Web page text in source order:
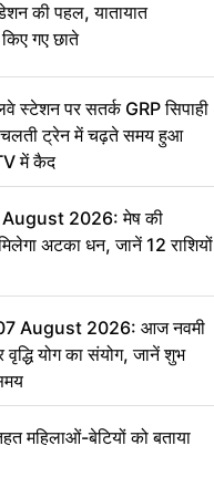
की पहल, यातायात
किए गए छाते
पर सतर्क GRP सिपाही
चलती ट्रेन में चढ़ते समय हुआ
में कैद
2026: मेष की
अटका धन, जानें 12 राशियों
August 2026: आज नवमी
योग का संयोग, जानें शुभ
महिलाओं-बेटियों को बताया